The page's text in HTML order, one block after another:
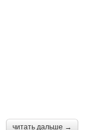
читать дальше →